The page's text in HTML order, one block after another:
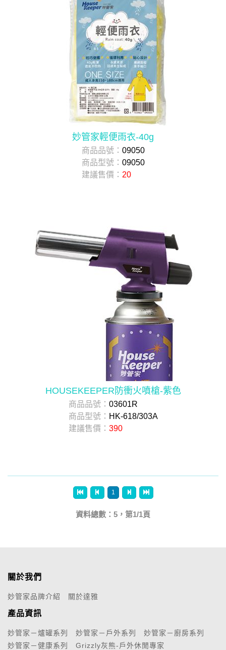
妙管家輕便雨衣-40g
商品品號： 09050
商品型號： 09050
建議售價： 20
HOUSEKEEPER防衝火噴槍-紫色
商品品號： 03601R
商品型號： HK-618/303A
建議售價： 390
1
資料總數：5，第1/1頁
關於我們
妙管家品牌介紹 關於達雅
產品資訊
妙管家－爐罐系列 妙管家－戶外系列
妙管家－廚房系列
妙管家－健康系列
Grizzly灰熊-戶外休閒專家